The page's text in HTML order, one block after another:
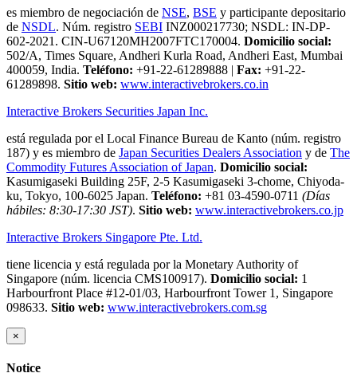
es miembro de negociación de NSE, BSE y participante depositario
de NSDL. Núm. registro SEBI INZ000217730; NSDL: IN-DP-
602-2021. CIN-U67120MH2007FTC170004. Domicilio social:
502/A, Times Square, Andheri Kurla Road, Andheri East, Mumbai
400059, India. Teléfono: +91-22-61289888 | Fax: +91-22-
61289898. Sitio web: www.interactivebrokers.co.in
Interactive Brokers Securities Japan Inc.
está regulada por el Local Finance Bureau de Kanto (núm. registro
187) y es miembro de Japan Securities Dealers Association y de The
Commodity Futures Association of Japan. Domicilio social:
Kasumigaseki Building 25F, 2-5 Kasumigaseki 3-chome, Chiyoda-
ku, Tokyo, 100-6025 Japan. Teléfono: +81 03-4590-0711 (Días
hábiles: 8:30-17:30 JST). Sitio web: www.interactivebrokers.co.jp
Interactive Brokers Singapore Pte. Ltd.
tiene licencia y está regulada por la Monetary Authority of
Singapore (núm. licencia CMS100917). Domicilio social: 1
Harbourfront Place #12-01/03, Harbourfront Tower 1, Singapore
098633. Sitio web: www.interactivebrokers.com.sg
×
Notice